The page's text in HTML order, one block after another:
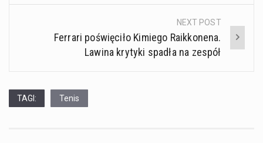
NEXT POST
Ferrari poświęciło Kimiego Raikkonena.
Lawina krytyki spadła na zespół
TAGI: Tenis